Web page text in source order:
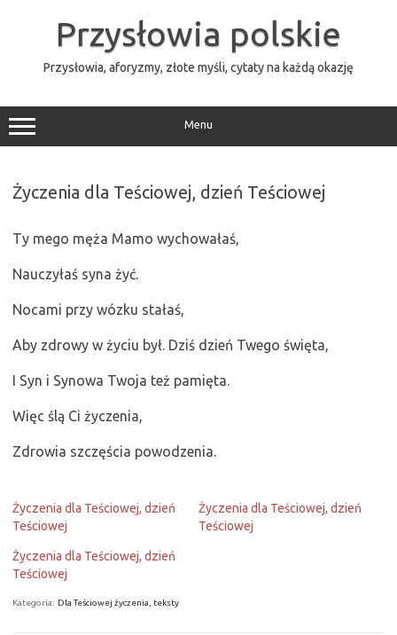
Przysłowia polskie
Przysłowia, aforyzmy, złote myśli, cytaty na każdą okazję
Menu
Życzenia dla Teściowej, dzień Teściowej
Ty mego męża Mamo wychowałaś,
Nauczyłaś syna żyć.
Nocami przy wózku stałaś,
Aby zdrowy w życiu był. Dziś dzień Twego święta,
I Syn i Synowa Twoja też pamięta.
Więc ślą Ci życzenia,
Zdrowia szczęścia powodzenia.
Życzenia dla Teściowej, dzień
Teściowej
Życzenia dla Teściowej, dzień
Teściowej
Życzenia dla Teściowej, dzień
Teściowej
Kategoria: Dla Teściowej życzenia, teksty